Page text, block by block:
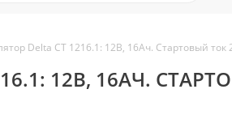
Delta CT 1216.1: 12В, 16Ач. Стартовый ток
12В, 16АЧ.